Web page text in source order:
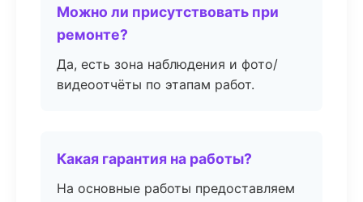
Можно ли присутствовать при
ремонте?
Да, есть зона наблюдения и фото/
видеоотчёты по этапам работ.
Какая гарантия на работы?
На основные работы предоставляем